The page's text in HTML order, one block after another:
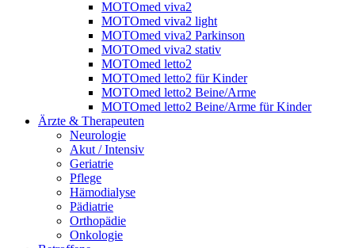
MOTOmed viva2
MOTOmed viva2 light
MOTOmed viva2 Parkinson
MOTOmed viva2 stativ
MOTOmed letto2
MOTOmed letto2 für Kinder
MOTOmed letto2 Beine/Arme
MOTOmed letto2 Beine/Arme für Kinder
Ärzte & Therapeuten
Neurologie
Akut / Intensiv
Geriatrie
Pflege
Hämodialyse
Pädiatrie
Orthopädie
Onkologie